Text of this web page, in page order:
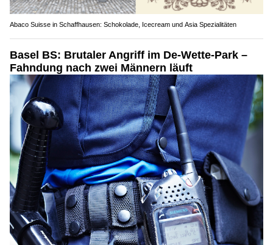
Abaco Suisse in Schaffhausen: Schokolade, Icecream und Asia Spezialitäten
Basel BS: Brutaler Angriff im De-Wette-Park –
Fahndung nach zwei Männern läuft